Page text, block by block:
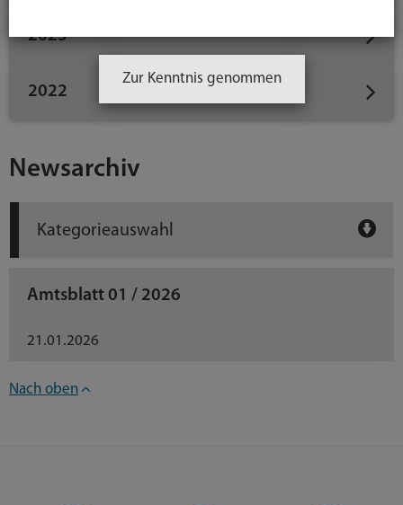
Newsarchiv
Kategorieauswahl
Amtsblatt 01 / 2026
21.01.2026
2023
2022
Nach oben
Zur Kenntnis genommen